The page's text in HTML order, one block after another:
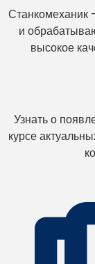
Станкомеханик
и
высокое
Узнать о
курсе